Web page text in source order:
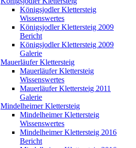
Königsjodler Klettersteig
Wissenswertes
Königsjodler Klettersteig 2009
Bericht
Königsjodler Klettersteig 2009
Galerie
Mauerläufer Klettersteig
Mauerläufer Klettersteig
Wissenswertes
Mauerläufer Klettersteig 2011
Galerie
Mindelheimer Klettersteig
Mindelheimer Klettersteig
Wissenswertes
Mindelheimer Klettersteig 2016
Bericht